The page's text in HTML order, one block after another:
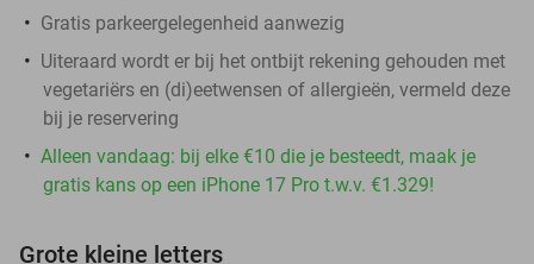
Gratis parkeergelegenheid aanwezig
Uiteraard wordt er bij het ontbijt rekening gehouden met
vegetariërs en (di)eetwensen of allergieën, vermeld deze
bij je reservering
Alleen vandaag: bij elke €10 die je besteedt, maak je
gratis kans op een iPhone 17 Pro t.w.v. €1.329!
Grote kleine letters